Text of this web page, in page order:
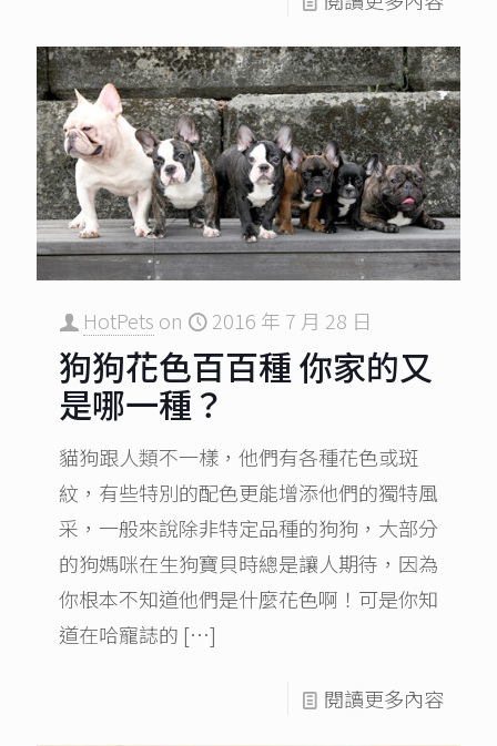
HotPets on 2016 年 7 月 28 日
狗狗花色百百種 你家的又
是哪一種？
貓狗跟人類不一樣，他們有各種花色或斑
紋，有些特別的配色更能增添他們的獨特風
采，一般來說除非特定品種的狗狗，大部分
的狗媽咪在生狗寶貝時總是讓人期待，因為
你根本不知道他們是什麼花色啊！可是你知
道在哈寵誌的 […]
閱讀更多內容